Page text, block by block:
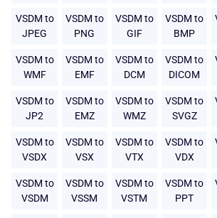
VSDM to
JPEG
VSDM to
PNG
VSDM to
GIF
VSDM to
BMP
VSDM to
WMF
VSDM to
EMF
VSDM to
DCM
VSDM to
DICOM
VSDM to
JP2
VSDM to
EMZ
VSDM to
WMZ
VSDM to
SVGZ
VSDM to
VSDX
VSDM to
VSX
VSDM to
VTX
VSDM to
VDX
VSDM to
VSDM
VSDM to
VSSM
VSDM to
VSTM
VSDM to
PPT